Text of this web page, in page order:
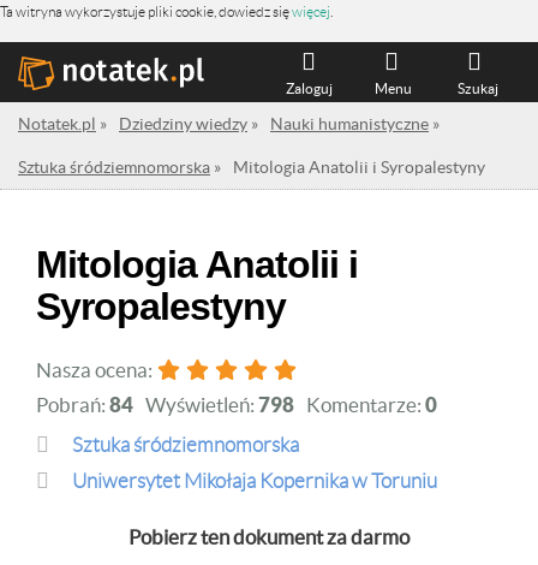
Ta witryna wykorzystuje pliki cookie, dowiedz sięwięcej
Szukaj
Menu
Zaloguj
Notatek.pl » Dziedziny wiedzy » Nauki humanistyczne »
Sztuka śródziemnomorska » Mitologia Anatolii i Syropalestyny
Mitologia Anatolii i
Syropalestyny
Nasza ocena:
Pobrań: 84 Wyświetleń: 798 Komentarze: 0
Sztuka śródziemnomorska
Uniwersytet Mikołaja Kopernika w Toruniu
Pobierz ten dokument za darmo